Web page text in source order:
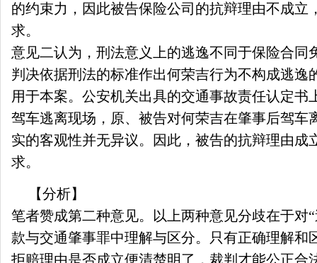
的约束力，因此被告保险公司的抗辩理由不成立
求。
意见二认为，刑法意义上的逃逸不同于保险合同
判决依据刑法的标准作出何荣吉行为不构成逃逸
用于本案。公安机关出具的交通事故责任认定书
驾车逃离现场，原、被告对何荣吉在肇事后驾车
实的客观性并无异议。因此，被告的抗辩理由成
求。
【分析】
笔者赞成第二种意见。以上两种意见分歧在于对
款与交通肇事罪中理解与区分。只有正确理解和
拒赔理由是否成立便清楚明了，裁判才能公正合